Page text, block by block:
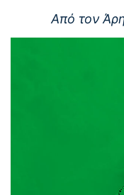
Από τον